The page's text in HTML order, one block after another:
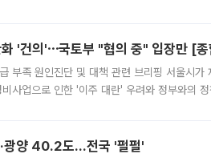
화 '건의'⋯국토부 "협의 중" 입장만 [
부족 원인진단 및 대책 관련 브리핑 서울시가
사업으로 인한 '이주 대란' 우려와 정부와의
광양 40.2도…전국 '펄펄'